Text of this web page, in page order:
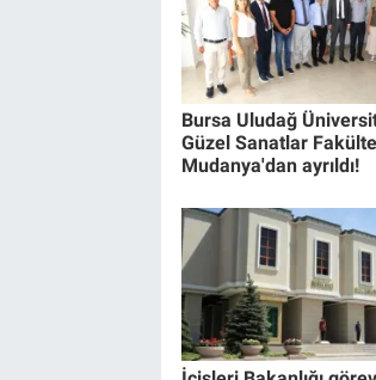
Bursa Uludağ
Güzel Sanatlar
Mudanya'dan ayrıldı!